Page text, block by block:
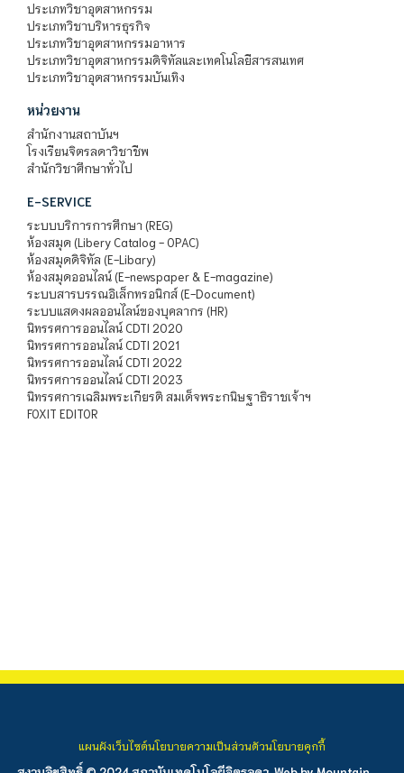
ประเภทวิชาอุตสาหกรรม
ประเภทวิชาบริหารธุรกิจ
ประเภทวิชาอุตสาหกรรมอาหาร
ประเภทวิชาอุตสาหกรรมดิจิทัลและเทคโนโลยีสารสนเทศ
ประเภทวิชาอุตสาหกรรมบันเทิง
หน่วยงาน
สำนักงานสถาบันฯ
โรงเรียนจิตรลดาวิชาชีพ
สำนักวิชาศึกษาทั่วไป
E-SERVICE
ระบบบริการการศึกษา (REG)
ห้องสมุด (Libery Catalog - OPAC)
ห้องสมุดดิจิทัล (E-Libary)
ห้องสมุดออนไลน์ (E-newspaper & E-magazine)
ระบบสารบรรณอิเล็กทรอนิกส์ (E-Document)
ระบบแสดงผลออนไลน์ของบุคลากร (HR)
นิทรรศการออนไลน์ CDTI 2020
นิทรรศการออนไลน์ CDTI 2021
นิทรรศการออนไลน์ CDTI 2022
นิทรรศการออนไลน์ CDTI 2023
นิทรรศการเฉลิมพระเกียรติ สมเด็จพระกนิษฐาธิราชเจ้าฯ
FOXIT EDITOR
แผนผังเว็บไซต์นโยบายความเป็นส่วนตัวนโยบายคุกกี้